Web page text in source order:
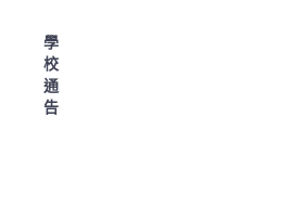
學
校
通
告